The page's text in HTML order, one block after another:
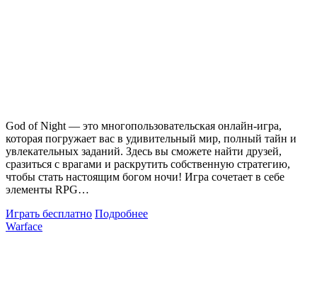
God of Night — это многопользовательская онлайн-игра,
которая погружает вас в удивительный мир, полный тайн и
увлекательных заданий. Здесь вы сможете найти друзей,
сразиться с врагами и раскрутить собственную стратегию,
чтобы стать настоящим богом ночи! Игра сочетает в себе
элементы RPG…
Играть бесплатно Подробнее
Warface